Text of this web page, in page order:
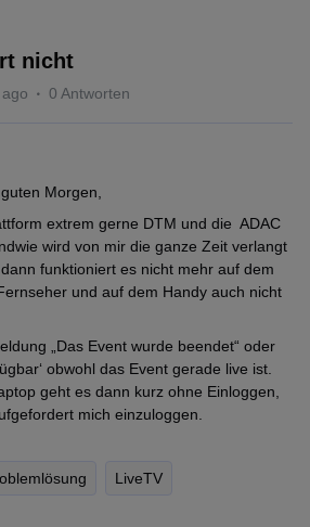
nicht
0 Antworten
Morgen,
extrem gerne DTM und die ADAC
wird von mir die ganze Zeit verlangt
funktioniert es nicht mehr auf dem
und auf dem Handy auch nicht
„Das Event wurde beendet“ oder
obwohl das Event gerade live ist.
geht es dann kurz ohne Einloggen,
mich einzuloggen.
LiveTV